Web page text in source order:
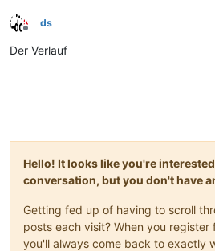
Offline
ds
Der Verlauf
Hello! It looks like you're
conversation, but you don't have
Getting fed up of having to scroll
posts each visit? When you register
you'll always come back to exactly